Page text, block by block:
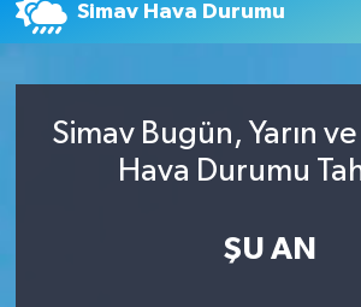
Simav Hava Durumu
Simav Bugün, Yarın ve
Hava Durumu
ŞU AN
Kültür-Sanat
Son Dakika Haberleri